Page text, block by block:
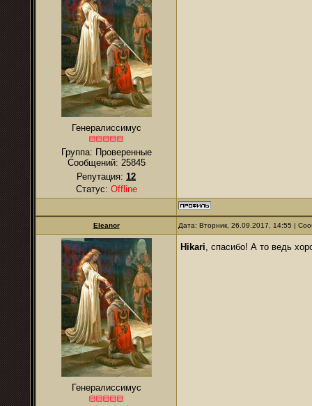
Генералиссимус
Группа: Проверенные
Сообщений: 25845
Репутация: 12
Статус: Offline
Eleanor Дата: Вторник, 26.09.2017, 14:55 |
Генералиссимус
Hikari , спасибо! А то ведь